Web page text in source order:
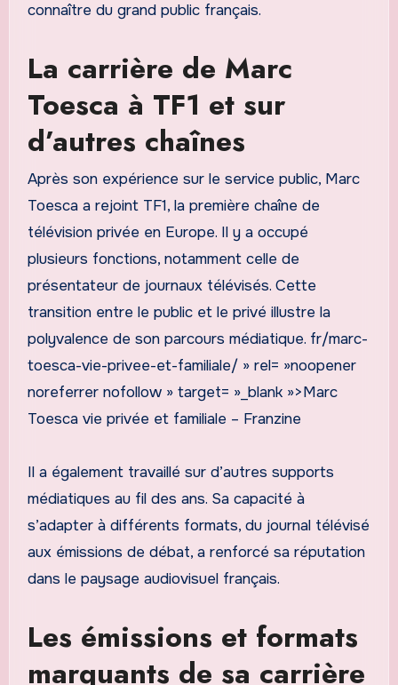
connaître du grand public français.
La carrière de Marc
Toesca à TF1 et sur
d’autres chaînes
Après son expérience sur le service public, Marc
Toesca a rejoint TF1, la première chaîne de
télévision privée en Europe. Il y a occupé
plusieurs fonctions, notamment celle de
présentateur de journaux télévisés. Cette
transition entre le public et le privé illustre la
polyvalence de son parcours médiatique. fr/marc-
toesca-vie-privee-et-familiale/ » rel= »noopener
noreferrer nofollow » target= »_blank »>Marc
Toesca vie privée et familiale – Franzine
Il a également travaillé sur d’autres supports
médiatiques au fil des ans. Sa capacité à
s’adapter à différents formats, du journal télévisé
aux émissions de débat, a renforcé sa réputation
dans le paysage audiovisuel français.
Les émissions et formats
marquants de sa carrière